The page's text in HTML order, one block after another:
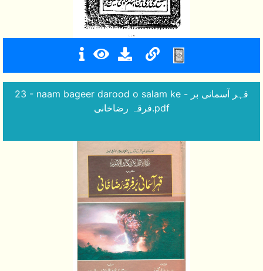
23 - naam bageer darood o salam ke - قہر آسمانی بر
فرقہ رضاخانی.pdf